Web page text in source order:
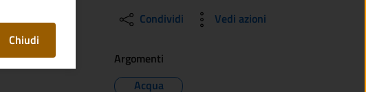
Condividi Vedi azioni
Chiudi
Argomenti
Acqua